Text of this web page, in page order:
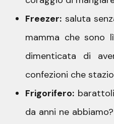
Freezer: saluta
mamma che sono
dimenticata di
confezioni che
Frigorifero:
da anni ne